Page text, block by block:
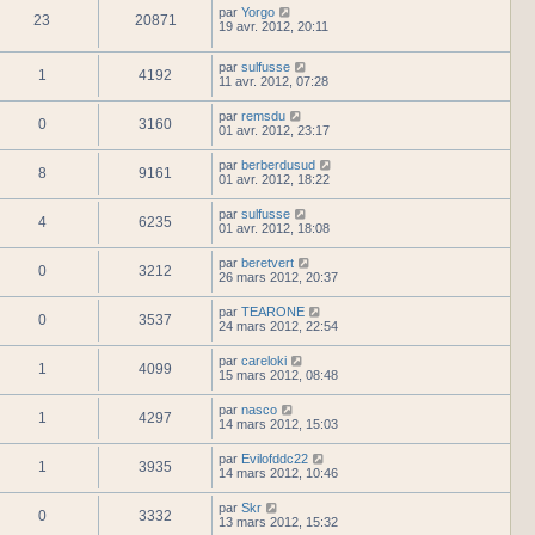
23 20871 par Yorgo
19 avr. 2012, 20:11
1 4192 par sulfusse
11 avr. 2012, 07:28
0 3160 par remsdu
01 avr. 2012, 23:17
8 9161 par berberdusud
01 avr. 2012, 18:22
4 6235 par sulfusse
01 avr. 2012, 18:08
0 3212 par beretvert
26 mars 2012, 20:37
0 3537 par TEARONE
24 mars 2012, 22:54
1 4099 par careloki
15 mars 2012, 08:48
1 4297 par nasco
14 mars 2012, 15:03
1 3935 par Evilofddc22
14 mars 2012, 10:46
0 3332 par Skr
13 mars 2012, 15:32